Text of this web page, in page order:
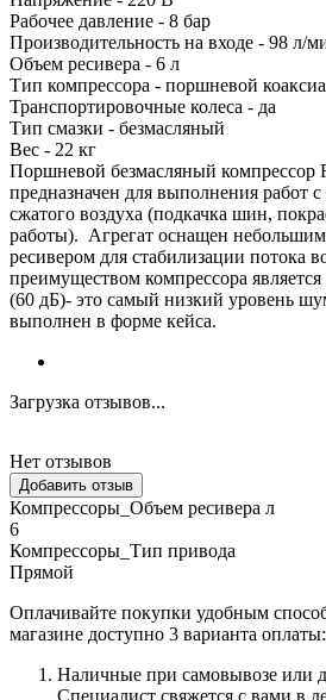
Рабочее давление - 8 бар
Производительность на входе - 98 л/
Объем ресивера - 6 л
Тип компрессора - поршневой
Транспортировочные колеса - да
Тип смазки - безмасляный
Вес - 22 кг
Поршневой безмасляный компрессор
предназначен для выполнения работ
сжатого воздуха (подкачка шин,
работы). Агрегат оснащен
ресивером для стабилизации потока
преимуществом компрессора
(60 дБ)- это самый низкий уровень
выполнен в форме кейса.
Загрузка отзывов...
Нет отзывов
Добавить отзыв
Компрессоры_Объем ресивера л
6
Компрессоры_Тип привода
Прямой
Оплачивайте покупки удобным
магазине доступно 3 варианта оплаты:
Наличные при самовывозе или
Специалист свяжется с вами в